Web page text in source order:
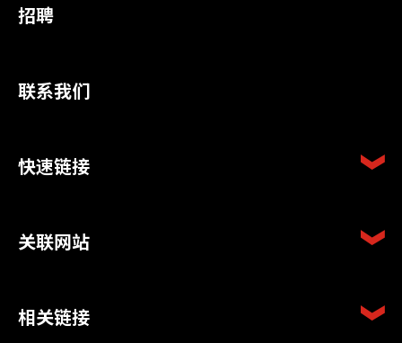
招聘
联系我们
快速链接
关联网站
相关链接